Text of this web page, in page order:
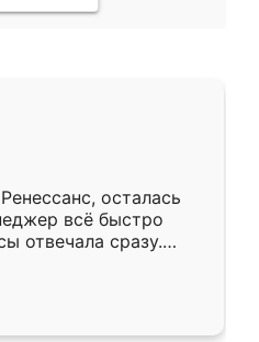
осталась
всё быстро
отвечала сразу.
подошёл к
Собрали
аккуратно, даже